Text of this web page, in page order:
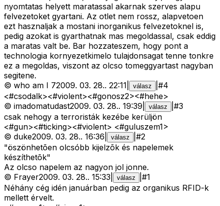
nyomtatas helyett maratassal akarnak szerves alapu
felvezetoket gyartani. Az otlet nem rossz, alapvetoen
ezt hasznaljak a mostani inorganikus felvezetoknel is,
pedig azokat is gyarthatnak mas megoldassal, csak eddig
a maratas valt be. Bar hozzateszem, hogy pont a
technologia kornyezetkimelo tulajdonsagat tenne tonkre
ez a megoldas, viszont az olcso tomeggyartast nagyban
segitene.
© who am I 72009. 03. 28.. 22:11 válasz #4
<#csodalk><#violent><#gonosz2><#hehe>
© imadomatudast2009. 03. 28.. 19:39 válasz #3
csak nehogy a terroristák kezébe kerüljön
<#gun><#ticking><#violent> <#guluszem1>
© duke2009. 03. 28.. 16:36 válasz #2
"öszönhetõen olcsóbb kijelzõk és napelemek
készíthetõk"
Az olcso napelem az nagyon jol jonne.
© Frayer2009. 03. 28.. 15:33 válasz #1
Néhány cég idén januárban pedig az organikus RFID-k
mellett érvelt.